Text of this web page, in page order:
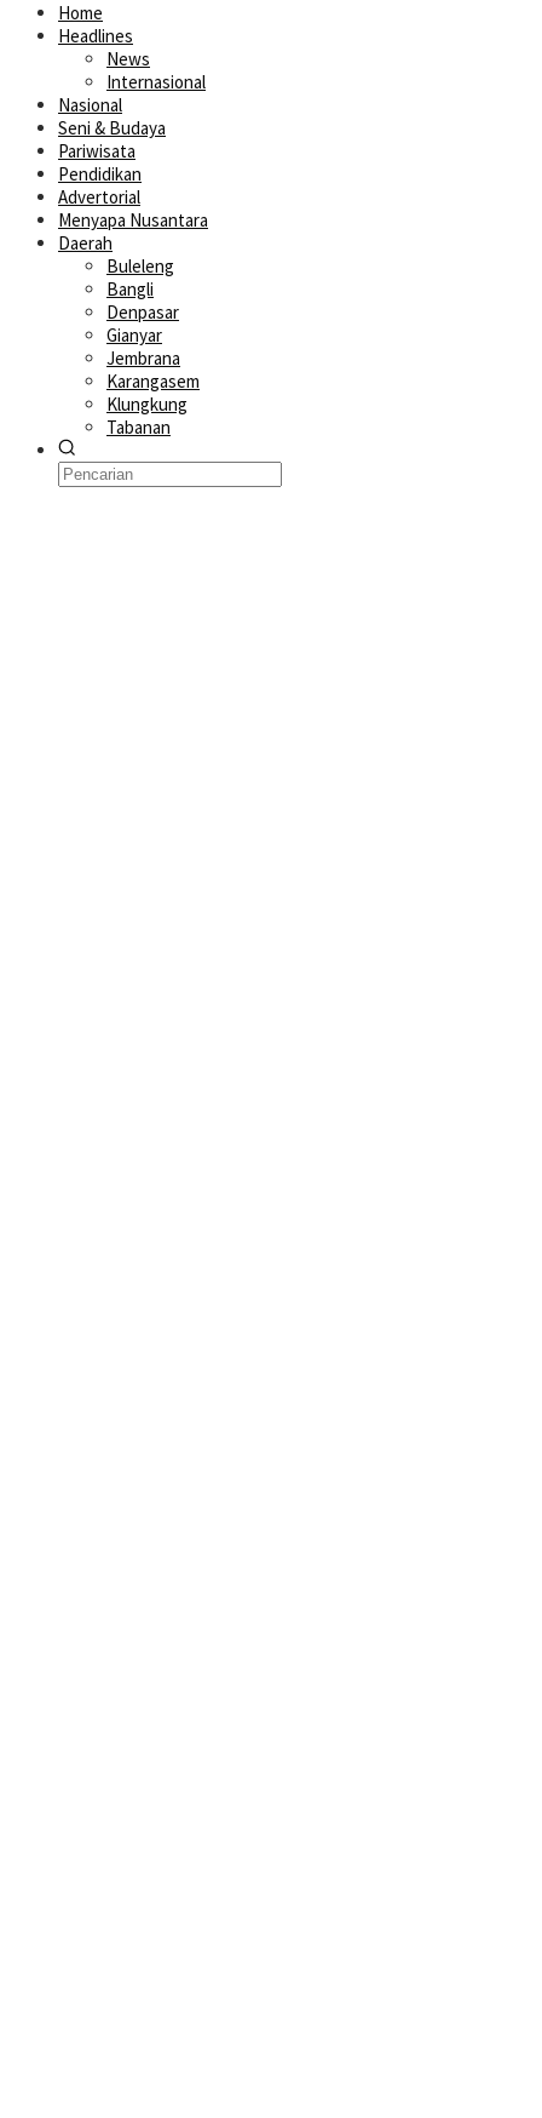
Home
Headlines
News
Internasional
Nasional
Seni & Budaya
Pariwisata
Pendidikan
Advertorial
Menyapa Nusantara
Daerah
Buleleng
Bangli
Denpasar
Gianyar
Jembrana
Karangasem
Klungkung
Tabanan